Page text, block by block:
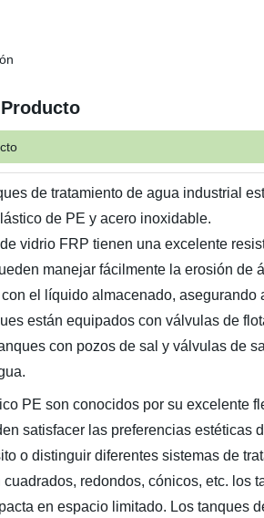
de tratamiento de agua industrial
de PE y acero inoxidable.
vidrio FRP tienen una excelente
manejar fácilmente la erosión
el líquido almacenado,
están equipados con válvulas de
con pozos de sal y válvulas de
PE son conocidos por su excelente
satisfacer las preferencias
o distinguir diferentes sistemas de
redondos, cónicos, etc. los
en espacio limitado. Los tanques